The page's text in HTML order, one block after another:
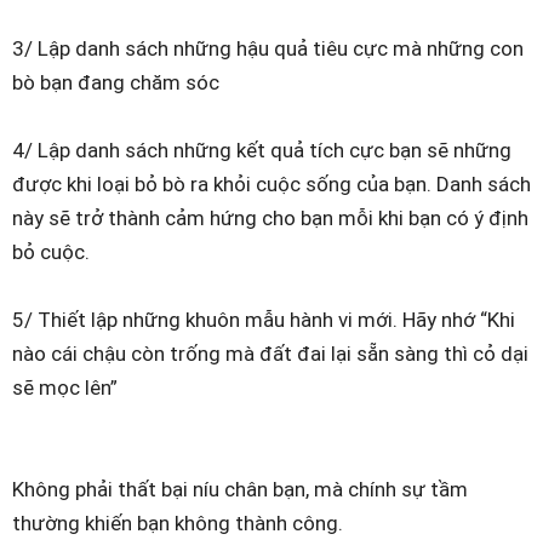
3/ Lập danh sách những hậu quả tiêu cực mà những con
bò bạn đang chăm sóc
4/ Lập danh sách những kết quả tích cực bạn sẽ những
được khi loại bỏ bò ra khỏi cuộc sống của bạn. Danh sách
này sẽ trở thành cảm hứng cho bạn mỗi khi bạn có ý định
bỏ cuộc.
5/ Thiết lập những khuôn mẫu hành vi mới. Hãy nhớ “Khi
nào cái chậu còn trống mà đất đai lại sẵn sàng thì cỏ dại
sẽ mọc lên”
Không phải thất bại níu chân bạn, mà chính sự tầm
thường khiến bạn không thành công.